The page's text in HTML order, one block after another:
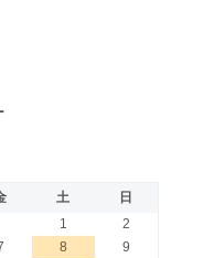
土
日
1
2
8
9